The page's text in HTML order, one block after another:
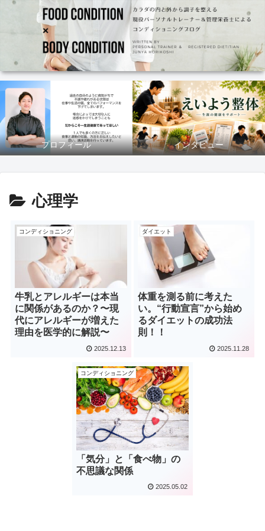
プロフィール インタビュー
心理学
コンディショニング
牛乳とアレルギーは本当
に関係があるのか？〜現
代にアレルギーが増えた
理由を医学的に解説〜
2025.12.13
ダイエット
体重を測る前に考えた
い。“行動宣言”から始め
るダイエットの成功法
則！！
2025.11.28
コンディショニング
「気分」と「食べ物」の
不思議な関係
2025.05.02